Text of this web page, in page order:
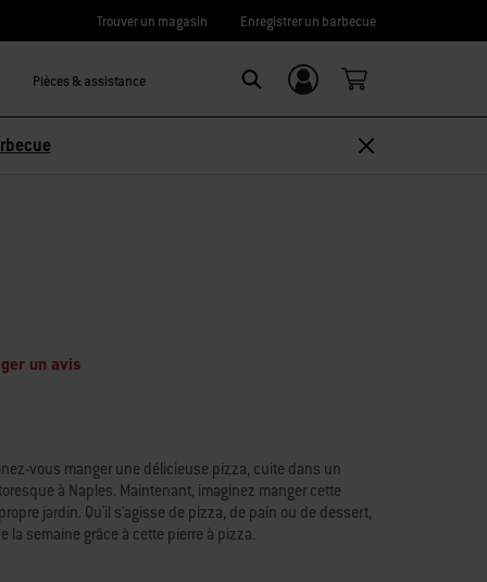
Trouver un magasin Enregistrer un barbecue
Pièces & assistance
Se connecter/
S’inscrire
un avis
vous manger une délicieuse pizza, cuite dans un
à Naples. Maintenant, imaginez manger cette
jardin. Qu'il s'agisse de pizza, de pain ou de dessert,
la semaine grâce à cette pierre à pizza.